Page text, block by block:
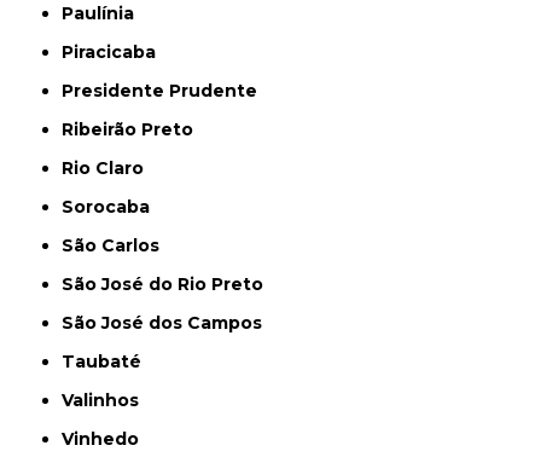
Paulínia
Piracicaba
Presidente Prudente
Ribeirão Preto
Rio Claro
Sorocaba
São Carlos
São José do Rio Preto
São José dos Campos
Taubaté
Valinhos
Vinhedo